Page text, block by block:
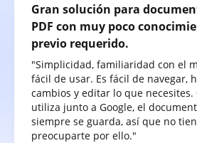
Gran solución para
PDF con muy poco
previo requerido.
"Simplicidad, familiaridad con el
fácil de usar. Es fácil de navegar,
cambios y editar lo que necesites.
utiliza junto a Google, el
siempre se guarda, así que no
preocuparte por ello."